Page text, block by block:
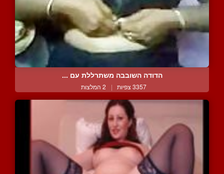
הדודה השובבה משתרללת עם ...
3357 צפיות | 2 המלצות